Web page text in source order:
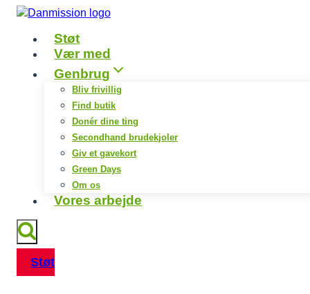
Fortsæt
indhold
Støt
Vær med
Genbrug
Bliv frivillig
Find butik
Donér dine ting
Secondhand brudekjoler
Giv et gavekort
Green Days
Om os
Vores arbejde
Støt